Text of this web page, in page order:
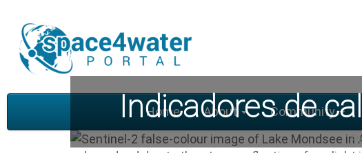
main
content
navigation
Home About Community
Indicadores de